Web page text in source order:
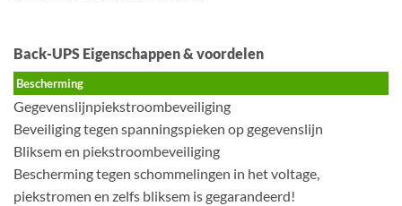
Back-UPS Eigenschappen & voordelen
Bescherming
Gegevenslijnpiekstroombeveiliging
Beveiliging tegen spanningspieken op gegevenslijn
Bliksem en piekstroombeveiliging
Bescherming tegen schommelingen in het voltage,
piekstromen en zelfs bliksem is gegarandeerd!